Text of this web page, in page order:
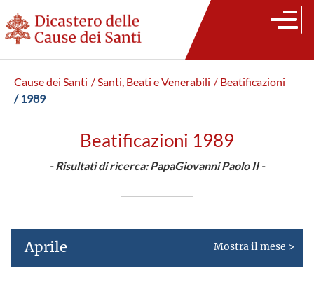
Cause dei Santi / Santi, Beati e Venerabili / Beatificazioni
/ 1989
Beatificazioni 1989
- Risultati di ricerca: PapaGiovanni Paolo II -
Aprile Mostra il mese >